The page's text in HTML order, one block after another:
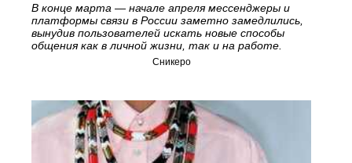
В конце марта — начале апреля мессенджеры и
платформы связи в России заметно замедлились,
вынудив пользователей искать новые способы
общения как в личной жизни, так и на работе.
Сникеро